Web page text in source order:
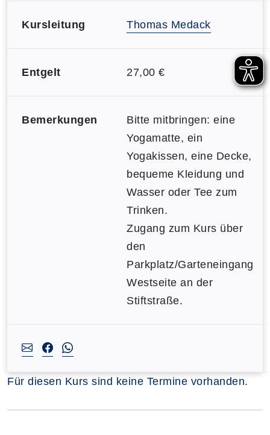
Kursleitung Thomas Medack
Entgelt 27,00 €
Bemerkungen
Bitte mitbringen: eine
Yogamatte, ein
Yogakissen, eine Decke,
bequeme Kleidung und
Wasser oder Tee zum
Trinken.
Zugang zum Kurs über
den
Parkplatz/Garteneingang
Westseite an der
Stiftstraße.
Für diesen Kurs sind keine Termine vorhanden.